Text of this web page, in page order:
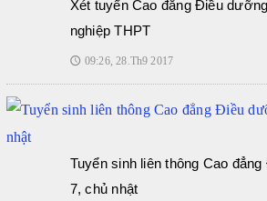
Xét tuyển Cao đẳng Điều
nghiệp THPT
🕔 09:26, 28.Th9 2017
Tuyển sinh liên thông Cao
7, chủ nhật